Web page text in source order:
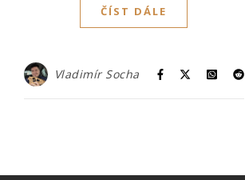
ČÍST DÁLE
Vladimír Socha